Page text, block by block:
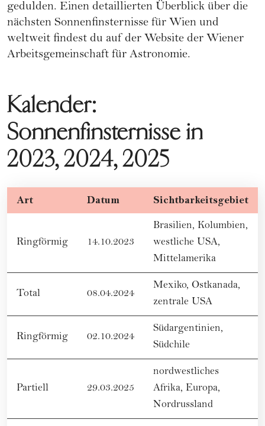
gedulden. Einen detaillierten Überblick über die
nächsten Sonnenfinsternisse für Wien und
weltweit findest du auf der Website der Wiener
Arbeitsgemeinschaft für Astronomie.
Kalender:
Sonnenfinsternisse in
2023, 2024, 2025
Art Datum Sichtbarkeitsgebiet
Ringförmig 14.10.2023
Brasilien, Kolumbien,
westliche USA,
Mittelamerika
Total 08.04.2024
Mexiko, Ostkanada,
zentrale USA
Ringförmig 02.10.2024
Südargentinien,
Südchile
Partiell 29.03.2025
nordwestliches
Afrika, Europa,
Nordrussland